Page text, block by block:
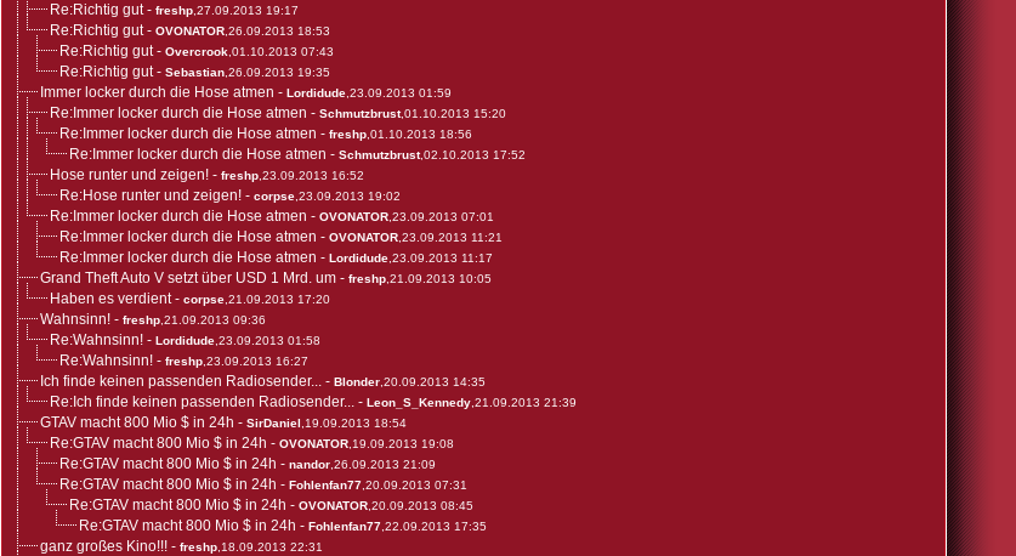
Re:Richtig gut- freshp ,27.09.2013 19:17
Re:Richtig gut- OVONATOR ,26.09.2013 18:53
Re:Richtig gut- Overcrook ,01.10.2013 07:43
Re:Richtig gut- Sebastian ,26.09.2013 19:35
Immer locker durch die Hose atmen - Lordidude ,23.09.2013 01:59
Re:Immer locker durch die Hose atmen - Schmutzbrust,01.10.2013 15:20
Re:Immer locker durch die Hose atmen - freshp ,01.10.2013 18:56
Re:Immer locker durch die Hose atmen - Schmutzbrust,02.10.2013 17:52
Hose runter und zeigen! - freshp ,23.09.2013 16:52
Re:Hose runter und zeigen! - corpse ,23.09.2013 19:02
Re:Immer locker durch die Hose atmen - OVONATOR ,23.09.2013 07:01
Re:Immer locker durch die Hose atmen - OVONATOR ,23.09.2013 11:21
Re:Immer locker durch die Hose atmen - Lordidude ,23.09.2013 11:17
Grand Theft Auto V setzt über USD 1 Mrd. um - freshp ,21.09.2013 10:05
Haben es verdient- corpse ,21.09.2013 17:20
Wahnsinn! - freshp ,21.09.2013 09:36
Re:Wahnsinn! - Lordidude ,23.09.2013 01:58
Re:Wahnsinn! - freshp ,23.09.2013 16:27
Ich finde keinen passenden Radiosender... - Blonder ,20.09.2013 14:35
Re:Ich finde keinen passenden Radiosender... - Leon_S_Kennedy ,21.09.2013 21:39
GTAV macht 800 Mio $ in 24h - SirDaniel ,19.09.2013 18:54
Re:GTAV macht 800 Mio $ in 24h - OVONATOR ,19.09.2013 19:08
Re:GTAV macht 800 Mio $ in 24h - nandor ,26.09.2013 21:09
Re:GTAV macht 800 Mio $ in 24h - Fohlenfan77 ,20.09.2013 07:31
Re:GTAV macht 800 Mio $ in 24h - OVONATOR ,20.09.2013 08:45
Re:GTAV macht 800 Mio $ in 24h - Fohlenfan77 ,22.09.2013 17:35
ganz großes Kino!!! - freshp ,18.09.2013 22:31